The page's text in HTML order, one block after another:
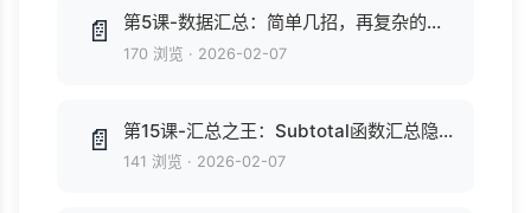
📄 第5课-数据汇总：简单几招，再复杂的数据也立刻一目了然.mp4
170 浏览 · 2026-02-07
📄 第15课-汇总之王：Subtotal函数汇总隐藏报表，一专多能，游刃有余.mp4
141 浏览 · 2026-02-07